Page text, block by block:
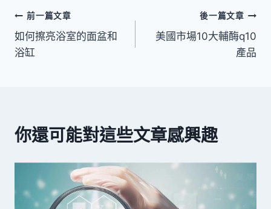
文
章
前一篇文章
如何擦亮浴室的面盆和
浴缸
後一篇文章
美國市場10大輔酶q10
產品
你還可能對這些文章感興趣